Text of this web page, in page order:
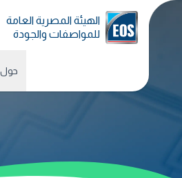
الهيئة المصرية العامة
للمواصفات والجودة
حول